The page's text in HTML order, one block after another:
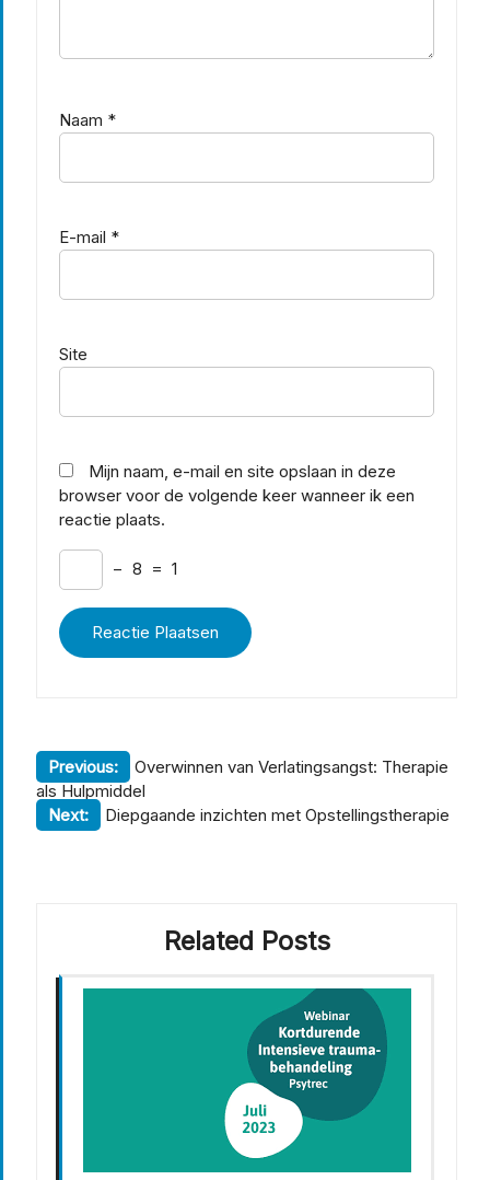
Naam *
E-mail *
Site
Mijn naam, e-mail en site opslaan in deze
browser voor de volgende keer wanneer ik een
reactie plaats.
− 8 = 1
Berichtnavigatie
Previous:
Overwinnen van Verlatingsangst: Therapie
als Hulpmiddel
Next:
Diepgaande inzichten met Opstellingstherapie
Related Posts